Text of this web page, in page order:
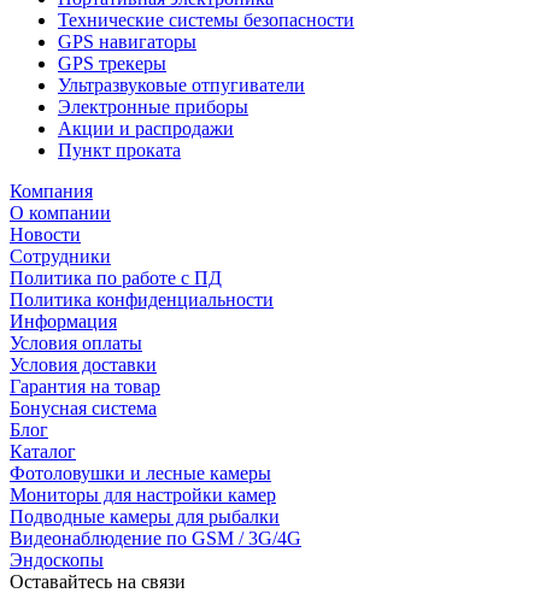
Технические системы безопасности
GPS навигаторы
GPS трекеры
Ультразвуковые отпугиватели
Электронные приборы
Акции и распродажи
Пункт проката
Компания
О компании
Новости
Сотрудники
Политика по работе с ПД
Политика конфиденциальности
Информация
Условия оплаты
Условия доставки
Гарантия на товар
Бонусная система
Блог
Каталог
Фотоловушки и лесные камеры
Мониторы для настройки камер
Подводные камеры для рыбалки
Видеонаблюдение по GSM / 3G/4G
Эндоскопы
Оставайтесь на связи